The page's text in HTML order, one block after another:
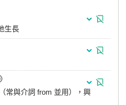
生長
常與介詞 from 並用），興